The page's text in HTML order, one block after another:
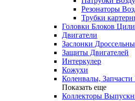
Резонаторы
Трубки
Головки Блоков
Двигатели
Заслонки
Защиты Двигателей
Интеркулер
Кожухи
Коленвалы, Запчасти
Показать еще
Коллекторы